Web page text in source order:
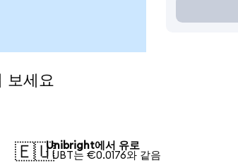
세요
🇪🇺Unibright에서 유로
1 UBT는 €0.0176와 같음